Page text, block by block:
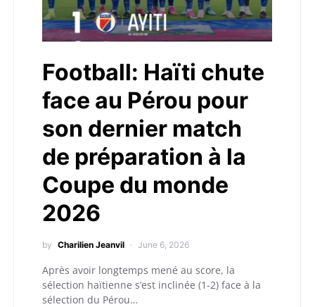
Football: Haïti chute
face au Pérou pour
son dernier match
de préparation à la
Coupe du monde
2026
by Charilien Jeanvil June 6, 2026
Après avoir longtemps mené au score, la
sélection haïtienne s’est inclinée (1-2) face à la
sélection du Pérou…